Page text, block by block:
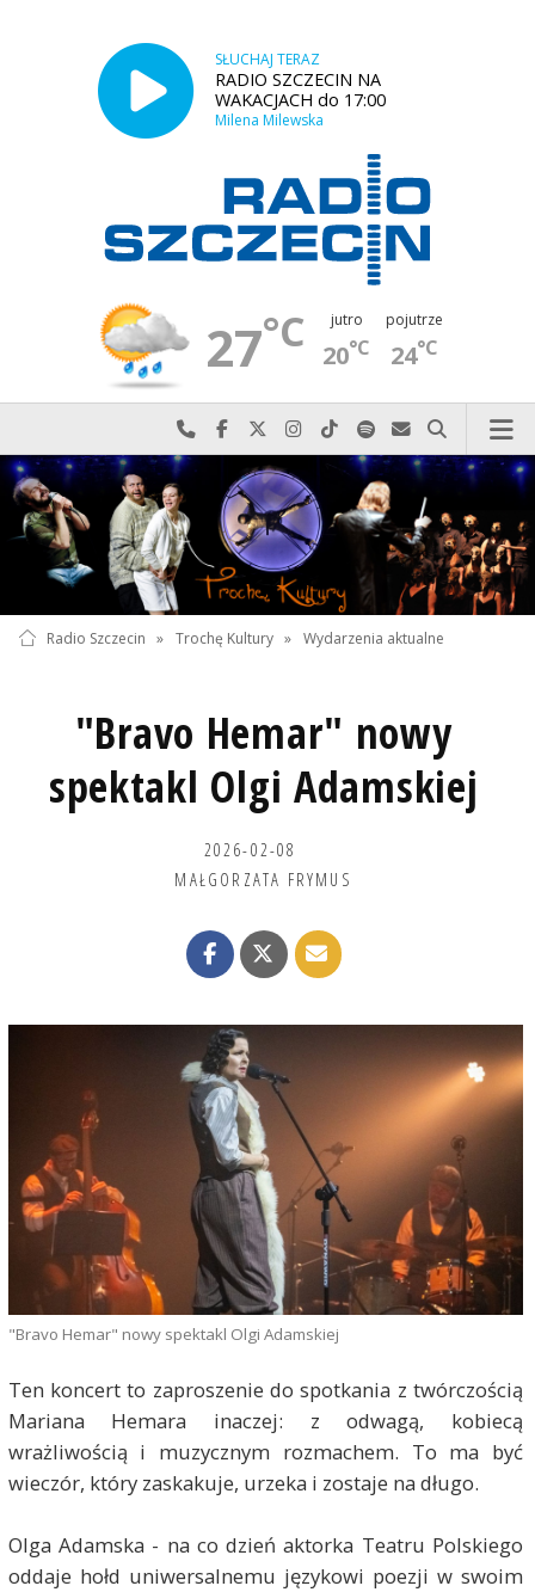
SŁUCHAJ TERAZ
RADIO SZCZECIN NA
WAKACJACH do 17:00
Milena Milewska
27°C jutro
20°C
pojutrze
24°C
Najlepiej po prostu do nas zadzwoń
Odwiedź nas na Facebook-u
Odwiedź nas na X
Odwiedź nas na Instagram-ie
Odwiedź nas na TikTok-u
Szukaj nas na Spotify
Wyślij do nas
Szukaj
Radio Szczecin » Trochę Kultury » Wydarzenia aktualne
"Bravo Hemar" nowy
spektakl Olgi Adamskiej
2026-02-08
MAŁGORZATA FRYMUS
"Bravo Hemar" nowy spektakl Olgi Adamskiej
Ten koncert to zaproszenie do spotkania z twórczością
Mariana Hemara inaczej: z odwagą, kobiecą
wrażliwością i muzycznym rozmachem. To ma być
wieczór, który zaskakuje, urzeka i zostaje na długo.
Olga Adamska - na co dzień aktorka Teatru Polskiego
oddaje hołd uniwersalnemu językowi poezji w swoim